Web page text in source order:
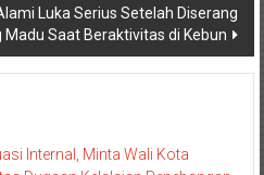
Luka Serius Setelah Diserang
Madu Saat Beraktivitas di Kebun
Internal, Minta Wali Kota